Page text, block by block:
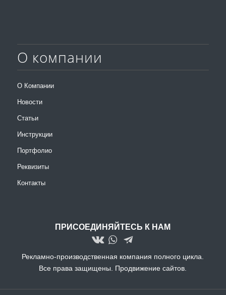
О компании
О Компании
Новости
Статьи
Инструкции
Портфолио
Реквизиты
Контакты
ПРИСОЕДИНЯЙТЕСЬ К НАМ
Рекламно-производственная компания полного цикла.
Все права защищены. Продвижение сайтов.